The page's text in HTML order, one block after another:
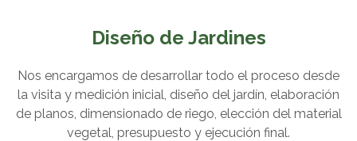
Diseño de Jardines
Nos encargamos de desarrollar todo el proceso desde
la visita y medición inicial, diseño del jardín, elaboración
de planos, dimensionado de riego, elección del material
vegetal, presupuesto y ejecución final.